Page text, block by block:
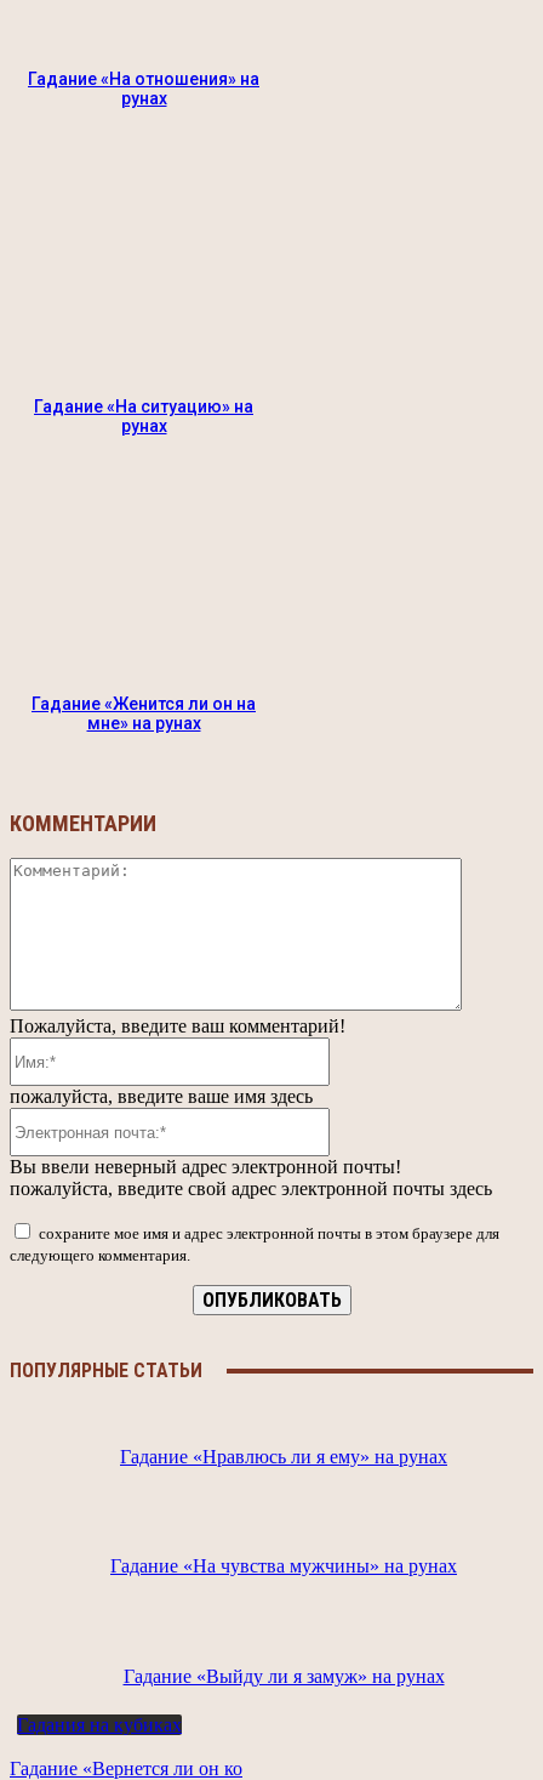
Гадание «На отношения» на
рунах
Гадание «На ситуацию» на
рунах
Гадание «Женится ли он на
мне» на рунах
КОММЕНТАРИИ
Пожалуйста, введите ваш комментарий!
пожалуйста, введите ваше имя здесь
Вы ввели неверный адрес электронной почты!
пожалуйста, введите свой адрес электронной почты здесь
сохраните мое имя и адрес электронной почты в этом браузере для
следующего комментария.
ПОПУЛЯРНЫЕ СТАТЬИ
Гадание «Нравлюсь ли я ему» на рунах
Гадание «На чувства мужчины» на рунах
Гадание «Выйду ли я замуж» на рунах
Гадания на кубиках
Гадание «Вернется ли он ко